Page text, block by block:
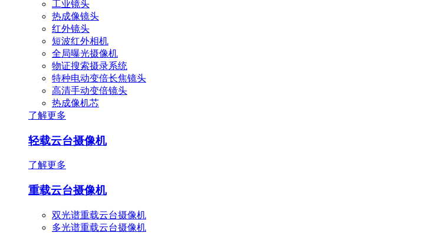
工业镜头
热成像镜头
红外镜头
短波红外相机
全局曝光摄像机
物证搜索摄录系统
特种电动变倍长焦镜头
高清手动变倍镜头
热成像机芯
了解更多
轻载云台摄像机
了解更多
重载云台摄像机
双光谱重载云台摄像机
多光谱重载云台摄像机